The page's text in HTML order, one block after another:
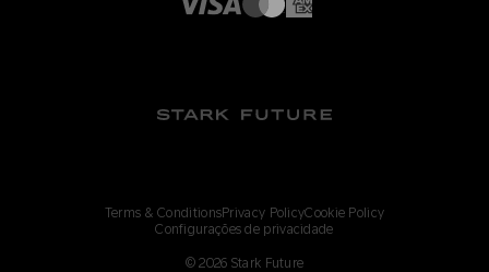
Terms & ConditionsPrivacy PolicyCookie Policy
Configurações de privacidade
©2026 Stark Future